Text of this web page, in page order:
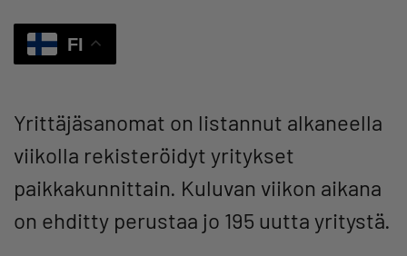
FI
Yrittäjäsanomat on listannut alkaneella
viikolla rekisteröidyt yritykset
paikkakunnittain. Kuluvan viikon aikana
on ehditty perustaa jo 195 uutta yritystä.